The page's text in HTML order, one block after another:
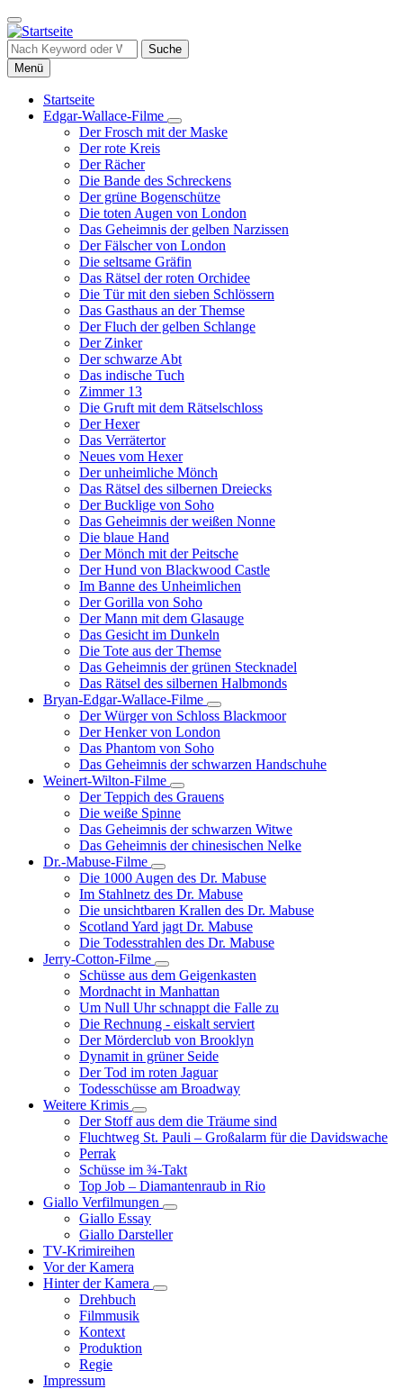
Direkt
zum
Inhalt
Suche
Menü
Hauptnavigation
Startseite
Edgar-Wallace-Filme
Unternavigation
von
Filme
Der Frosch mit der Maske
Der rote Kreis
Der Rächer
Die Bande des Schreckens
Der grüne Bogenschütze
Die toten Augen von London
Das Geheimnis der gelben Narzissen
Der Fälscher von London
Die seltsame Gräfin
Das Rätsel der roten Orchidee
Die Tür mit den sieben Schlössern
Das Gasthaus an der Themse
Der Fluch der gelben Schlange
Der Zinker
Der schwarze Abt
Das indische Tuch
Zimmer 13
Die Gruft mit dem Rätselschloss
Der Hexer
Das Verrätertor
Neues vom Hexer
Der unheimliche Mönch
Das Rätsel des silbernen Dreiecks
Der Bucklige von Soho
Das Geheimnis der weißen Nonne
Die blaue Hand
Der Mönch mit der Peitsche
Der Hund von Blackwood Castle
Im Banne des Unheimlichen
Der Gorilla von Soho
Der Mann mit dem Glasauge
Das Gesicht im Dunkeln
Die Tote aus der Themse
Das Geheimnis der grünen Stecknadel
Das Rätsel des silbernen Halbmonds
Bryan-Edgar-Wallace-Filme
Unternavigation
von
Bryan-
Wallace-
Der Würger von Schloss Blackmoor
Der Henker von London
Das Phantom von Soho
Das Geheimnis der schwarzen Handschuhe
Weinert-Wilton-Filme
Unternavigation
von
Weinert-
Wilton-
Filme
Der Teppich des Grauens
Die weiße Spinne
Das Geheimnis der schwarzen Witwe
Das Geheimnis der chinesischen Nelke
Dr.-Mabuse-Filme
Unternavigation
von
Dr.-
Mabuse-
Filme
Die 1000 Augen des Dr. Mabuse
Im Stahlnetz des Dr. Mabuse
Die unsichtbaren Krallen des Dr. Mabuse
Scotland Yard jagt Dr. Mabuse
Die Todesstrahlen des Dr. Mabuse
Jerry-Cotton-Filme
Unternavigation
von
Jerry-
Cotton-
Filme
Schüsse aus dem Geigenkasten
Mordnacht in Manhattan
Um Null Uhr schnappt die Falle zu
Die Rechnung - eiskalt serviert
Der Mörderclub von Brooklyn
Dynamit in grüner Seide
Der Tod im roten Jaguar
Todesschüsse am Broadway
Weitere Krimis
Unternavigation
von
Weitere
Der Stoff aus dem die Träume sind
Fluchtweg St. Pauli – Großalarm für die Davidswache
Perrak
Schüsse im ¾-Takt
Top Job – Diamantenraub in Rio
Giallo Verfilmungen
Unternavigation
Giallo
Giallo Essay
Giallo Darsteller
TV-Krimireihen
Vor der Kamera
Hinter der Kamera
Unternavigation
Drehbuch
Filmmusik
Kontext
Produktion
Regie
Impressum